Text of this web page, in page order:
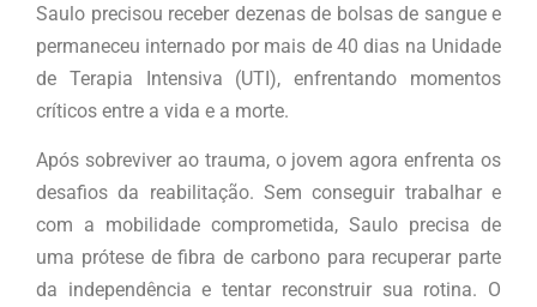
Saulo precisou receber dezenas de bolsas de sangue e
permaneceu internado por mais de 40 dias na Unidade
de Terapia Intensiva (UTI), enfrentando momentos
críticos entre a vida e a morte.
Após sobreviver ao trauma, o jovem agora enfrenta os
desafios da reabilitação. Sem conseguir trabalhar e
com a mobilidade comprometida, Saulo precisa de
uma prótese de fibra de carbono para recuperar parte
da independência e tentar reconstruir sua rotina. O